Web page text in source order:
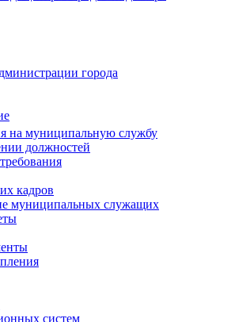
города
на муниципальную службу
должностей
кадров
муниципальных служащих
систем